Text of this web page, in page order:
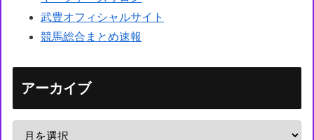
武豊オフィシャルサイト
競馬総合まとめ速報
アーカイブ